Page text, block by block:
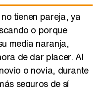
tienen pareja, ya
o porque
media naranja,
de dar placer. Al
o novia, durante
seguros de sí